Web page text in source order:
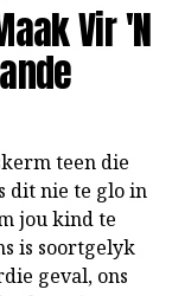
Vir 'n
teen die
dit nie te glo in
jou kind te
is soortgelyk
geval, ons